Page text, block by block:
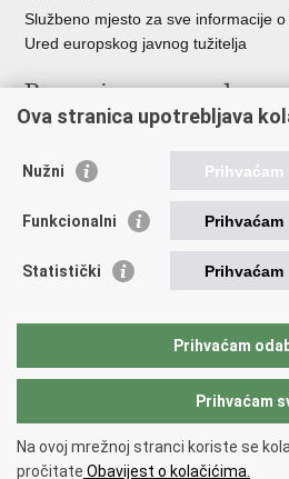
Službeno mjesto za sve informacije
Ured europskog javnog tužitelja
Poveznice pravosudnog
Državno odvjetništvo
Ured za suzbijanje korupcije i
Državno sudbeno vijeće
Državnoodvjetničko vijeće
Hrvatska odvjetnička komora
Europski pravosudni portal
Copyright © 2026 Ministarstvo pravosuđa,
transformacije Republike Hrvatske.
Ova stranica upotrebljava
Nužni Prihvaćam
Funkcionalni Prihvaćam
Statistički Prihvaćam
Prihvaćam
Prihvaćam
Na ovoj mrežnoj stranci koriste se
pročitate Obavijest o kolačićima.